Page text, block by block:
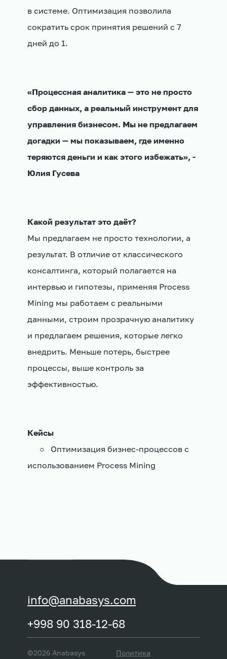
в системе. Оптимизация позволила
сократить срок принятия решений с 7
дней до 1.
«Процессная аналитика — это не просто
сбор данных, а реальный инструмент для
управления бизнесом. Мы не предлагаем
догадки — мы показываем, где именно
теряются деньги и как этого избежать», -
Юлия Гусева
Какой результат это даёт?
Мы предлагаем не просто технологии, а
результат. В отличие от классического
консалтинга, который полагается на
интервью и гипотезы, применяя Process
Mining мы работаем с реальными
данными, строим прозрачную аналитику
и предлагаем решения, которые легко
внедрить. Меньше потерь, быстрее
процессы, выше контроль за
эффективностью.
Кейсы
○ Оптимизация бизнес-процессов с
использованием Process Mining
info@anabasys.com
+998 90 318-12-68
©2026 Anabasys
Политика